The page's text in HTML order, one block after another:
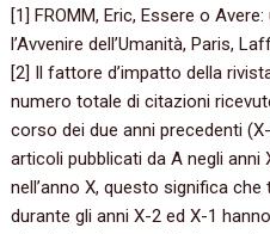
‭[‬1‭] ‬FROMM,‭ ‬Eric,‭ ‬Essere o
l’Avvenire dell’Umanità,‭ ‬Paris,‭
‭[‬2‭] ‬Il fattore d’impatto della
numero totale di citazioni
corso dei due anni precedenti‭
articoli pubblicati da A negli anni
‬nell’anno X,‭ ‬questo significa
durante gli anni X-2‭ ‬ed X-1‭